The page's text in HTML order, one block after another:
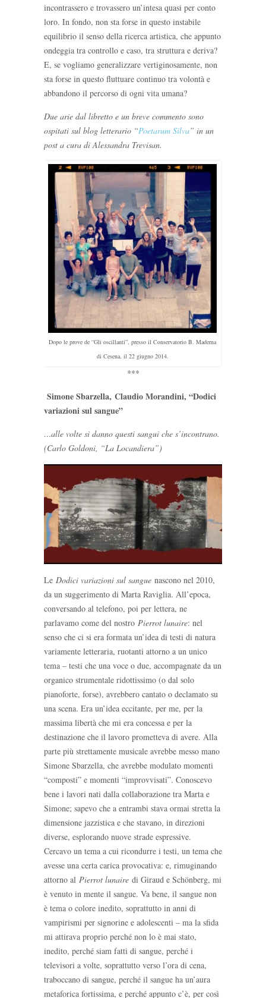
incontrassero e trovassero un’intesa quasi per conto
loro. In fondo, non sta forse in questo instabile
equilibrio il senso della ricerca artistica, che appunto
ondeggia tra controllo e caso, tra struttura e deriva?
E, se vogliamo generalizzare vertiginosamente, non
sta forse in questo fluttuare continuo tra volontà e
abbandono il percorso di ogni vita umana?
Due arie dal libretto e un breve commento sono
ospitati sul blog letterario “Poetarum Silva” in un
post a cura di Alessandra Trevisan.
Dopo le prove de “Gli oscillanti”, presso il Conservatorio B. Maderna
di Cesena, il 22 giugno 2014.
***
Simone Sbarzella, Claudio Morandini, “Dodici
variazioni sul sangue”
…alle volte si danno questi sangui che s’incontrano.
(Carlo Goldoni, “La Locandiera”)
Le Dodici variazioni sul sangue nascono nel 2010,
da un suggerimento di Marta Raviglia. All’epoca,
conversando al telefono, poi per lettera, ne
parlavamo come del nostro Pierrot lunaire: nel
senso che ci si era formata un’idea di testi di natura
variamente letteraria, ruotanti attorno a un unico
tema – testi che una voce o due, accompagnate da un
organico strumentale ridottissimo (o dal solo
pianoforte, forse), avrebbero cantato o declamato su
una scena. Era un’idea eccitante, per me, per la
massima libertà che mi era concessa e per la
destinazione che il lavoro prometteva di avere. Alla
parte più strettamente musicale avrebbe messo mano
Simone Sbarzella, che avrebbe modulato momenti
“composti” e momenti “improvvisati”. Conoscevo
bene i lavori nati dalla collaborazione tra Marta e
Simone; sapevo che a entrambi stava ormai stretta la
dimensione jazzistica e che stavano, in direzioni
diverse, esplorando nuove strade espressive.
Cercavo un tema a cui ricondurre i testi, un tema che
avesse una certa carica provocativa: e, rimuginando
attorno al Pierrot lunaire di Giraud e Schönberg, mi
è venuto in mente il sangue. Va bene, il sangue non
è tema o colore inedito, soprattutto in anni di
vampirismi per signorine e adolescenti – ma la sfida
mi attirava proprio perché non lo è mai stato,
inedito, perché siam fatti di sangue, perché i
televisori a volte, soprattutto verso l’ora di cena,
traboccano di sangue, perché il sangue ha un’aura
metaforica fortissima, e perché appunto c’è, per così